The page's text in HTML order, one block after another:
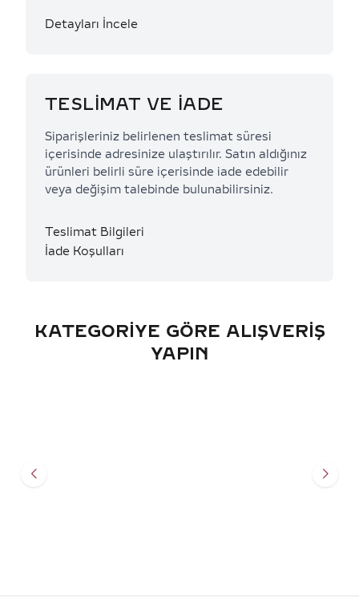
Detayları İncele
TESLİMAT VE İADE
Siparişleriniz belirlenen teslimat süresi
içerisinde adresinize ulaştırılır. Satın aldığınız
ürünleri belirli süre içerisinde iade edebilir
veya değişim talebinde bulunabilirsiniz.
Teslimat Bilgileri
İade Koşulları
KATEGORIYE GÖRE ALIŞVERIŞ
YAPIN